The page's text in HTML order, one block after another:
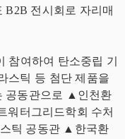
B2B 전시회로 자리매
참여하여 탄소중립 기
스틱 등 첨단 제품을
공동관으로 ▲인천환
워터그리드학회 수처
틱 공동관 ▲한국환